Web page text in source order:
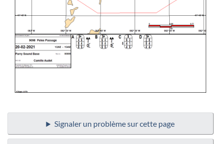
Signaler un problème sur cette page